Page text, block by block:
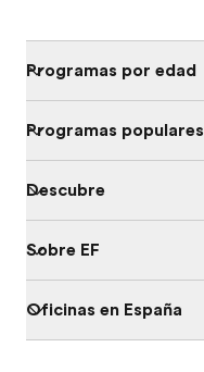
Programas por edad
Programas populares
Descubre
Sobre EF
Oficinas en España